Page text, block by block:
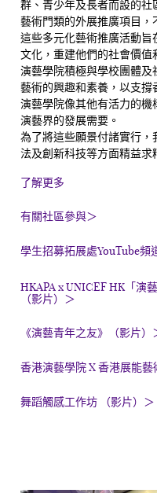
群、青少年及長者而設的
藝術門類的外展推廣項目，
這些多元化藝術推廣活動
文化，重建他們的社會價值
演藝學院積極與學校團體
藝術的興趣和素養，以支撐
演藝學院像其他有活力的
演藝界的發展需要。
為了將這些願景付諸實行
法及創新科技等方面精益求
了解更多
有關社區參與＞
學生招募拓展處YouTube頻
HKAPA x UNICEF HK「演
（影片） ＞
《演藝青年之友》（影片）
香港演藝學院 X 香港展能藝
舞蹈觸感工作坊 （影片）＞